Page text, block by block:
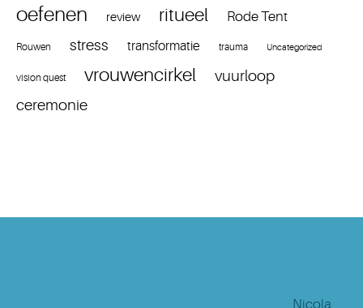
oefenen
review ritueel Rode Tent
Rouwen stress transformatie trauma Uncategorized
vision quest vrouwencirkel
vuurloop
ceremonie
Nicola